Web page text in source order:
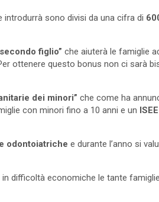
introdurrà sono divisi da una cifra di
figlio” che aiuterà le famiglie
ottenere questo bonus non ci sarà
dei minori” che come ha
con minori fino a 10 anni e un
odontoiatriche e durante l’anno si
difficoltà economiche le tante